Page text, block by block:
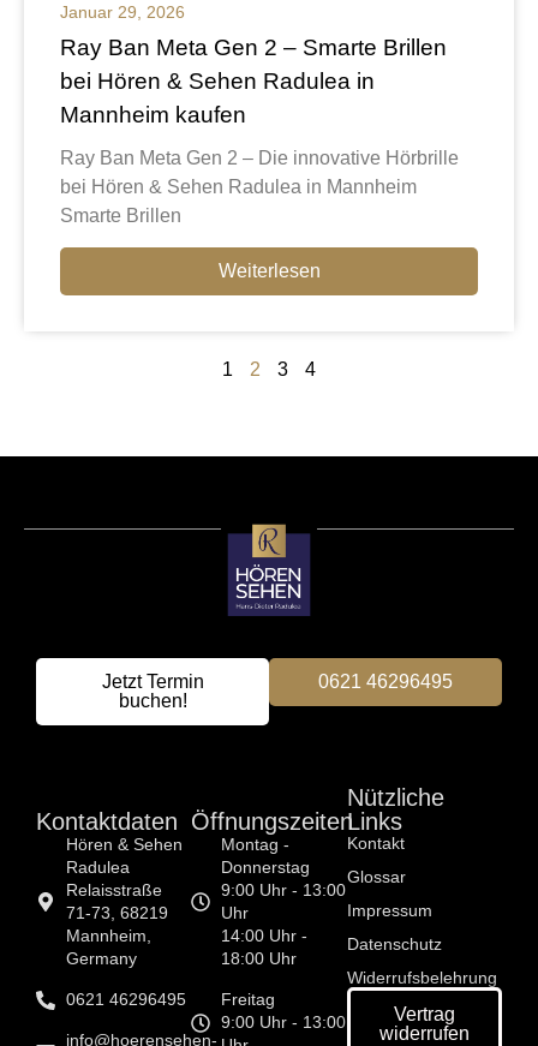
Januar 29, 2026
Ray Ban Meta Gen 2 – Smarte Brillen
bei Hören & Sehen Radulea in
Mannheim kaufen
Ray Ban Meta Gen 2 – Die innovative Hörbrille
bei Hören & Sehen Radulea in Mannheim
Smarte Brillen
Weiterlesen
1 2 3 4
Jetzt Termin
buchen!
0621 46296495
Kon­tak­t­dat­en
Hören & Sehen
Radulea
Relaisstraße
71-73, 68219
Mannheim,
Germany
0621 46296495
info@hoerensehen-
Öffnungszeiten
Montag -
Donnerstag
9:00 Uhr - 13:00
Uhr
14:00 Uhr -
18:00 Uhr
Freitag
9:00 Uhr - 13:00
Nützliche
Links
Kontakt
Glossar
Impressum
Datenschutz
Widerrufsbelehrung
Vertrag
widerrufen